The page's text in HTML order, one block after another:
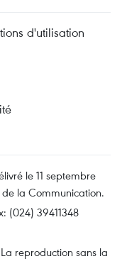
d'utilisation
le 11 septembre
la Communication.
(024) 39411348
reproduction sans la